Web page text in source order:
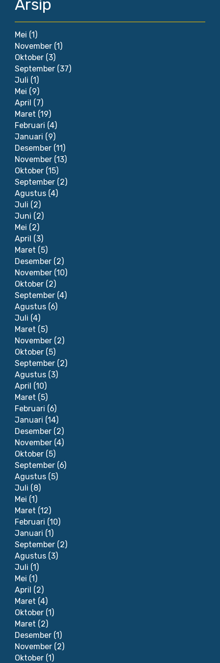
Arsip
Mei (1)
November (1)
Oktober (3)
September (37)
Juli (1)
Mei (9)
April (7)
Maret (19)
Februari (4)
Januari (9)
Desember (11)
November (13)
Oktober (15)
September (2)
Agustus (4)
Juli (2)
Juni (2)
Mei (2)
April (3)
Maret (5)
Desember (2)
November (10)
Oktober (2)
September (4)
Agustus (6)
Juli (4)
Maret (5)
November (2)
Oktober (5)
September (2)
Agustus (3)
April (10)
Maret (5)
Februari (6)
Januari (14)
Desember (2)
November (4)
Oktober (5)
September (6)
Agustus (5)
Juli (8)
Mei (1)
Maret (12)
Februari (10)
Januari (1)
September (2)
Agustus (3)
Juli (1)
Mei (1)
April (2)
Maret (4)
Oktober (1)
Maret (2)
Desember (1)
November (2)
Oktober (1)